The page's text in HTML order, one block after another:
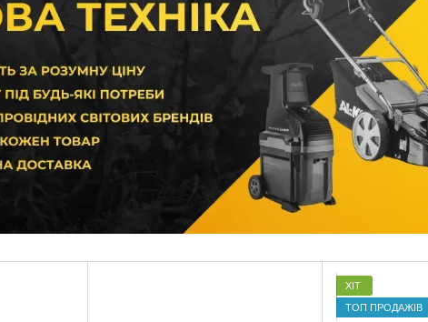
ХІТ
ТОП ПРОДАЖІВ